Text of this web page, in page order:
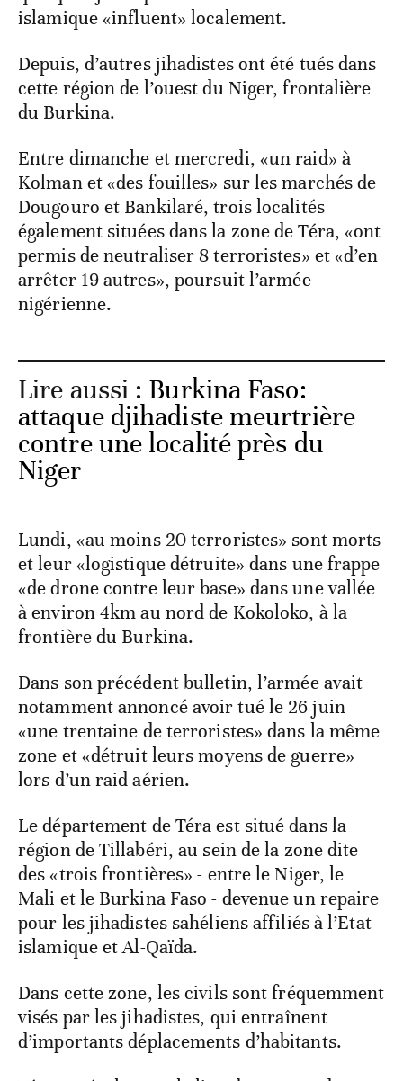
islamique «influent» localement.
Depuis, d’autres jihadistes ont été tués dans
cette région de l’ouest du Niger, frontalière
du Burkina.
Entre dimanche et mercredi, «un raid» à
Kolman et «des fouilles» sur les marchés de
Dougouro et Bankilaré, trois localités
également situées dans la zone de Téra, «ont
permis de neutraliser 8 terroristes» et «d’en
arrêter 19 autres», poursuit l’armée
nigérienne.
Lire aussi : Burkina Faso:
attaque djihadiste meurtrière
contre une localité près du
Niger
Lundi, «au moins 20 terroristes» sont morts
et leur «logistique détruite» dans une frappe
«de drone contre leur base» dans une vallée
à environ 4km au nord de Kokoloko, à la
frontière du Burkina.
Dans son précédent bulletin, l’armée avait
notamment annoncé avoir tué le 26 juin
«une trentaine de terroristes» dans la même
zone et «détruit leurs moyens de guerre»
lors d’un raid aérien.
Le département de Téra est situé dans la
région de Tillabéri, au sein de la zone dite
des «trois frontières» - entre le Niger, le
Mali et le Burkina Faso - devenue un repaire
pour les jihadistes sahéliens affiliés à l’Etat
islamique et Al-Qaïda.
Dans cette zone, les civils sont fréquemment
visés par les jihadistes, qui entraînent
d’importants déplacements d’habitants.